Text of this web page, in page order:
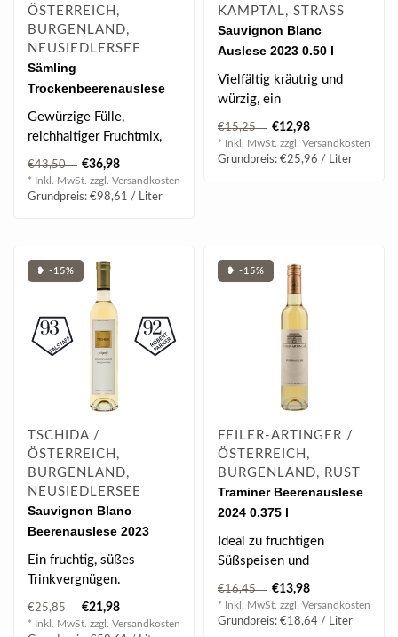
ÖSTERREICH,
BURGENLAND,
NEUSIEDLERSEE
Sämling
Trockenbeerenauslese
Ried Domkapitel 2017
0.375 l
Gewürzige Fülle,
reichhaltiger Fruchtmix,
Birnenkompott, Maracuja
& reife Kiwi..
€43,50 €36,98
* Inkl. MwSt. zzgl. Versandkosten
Grundpreis: €98,61 / Liter
KAMPTAL, STRASS
Sauvignon Blanc
Auslese 2023 0.50 l
Vielfältig kräutrig und
würzig, ein
langanhaltendes
Trinkvergnügen...
€15,25 €12,98
* Inkl. MwSt. zzgl. Versandkosten
Grundpreis: €25,96 / Liter
❥ -15%
TSCHIDA /
ÖSTERREICH,
BURGENLAND,
NEUSIEDLERSEE
Sauvignon Blanc
Beerenauslese 2023
0.375 l
Ein fruchtig, süßes
Trinkvergnügen.
BEWERTUNG
€25,85 €21,98
* Inkl. MwSt. zzgl. Versandkosten
❥ -15%
FEILER-ARTINGER /
ÖSTERREICH,
BURGENLAND, RUST
Traminer Beerenauslese
2024 0.375 l
Ideal zu fruchtigen
Süßspeisen und
Gänseleber.
€16,45 €13,98
* Inkl. MwSt. zzgl. Versandkosten
Grundpreis: €18,64 / Liter